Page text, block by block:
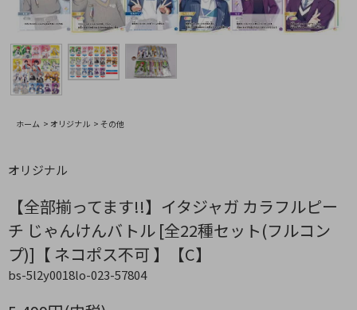
ホーム > オリジナル > その他
オリジナル
【全部揃ってます!!】イタジャガ カラフルピー
チ じゃんけんバトル [全22種セット(フルコン
プ)]【 ネコポス不可 】【C】
bs-5l2y0018lo-023-57804